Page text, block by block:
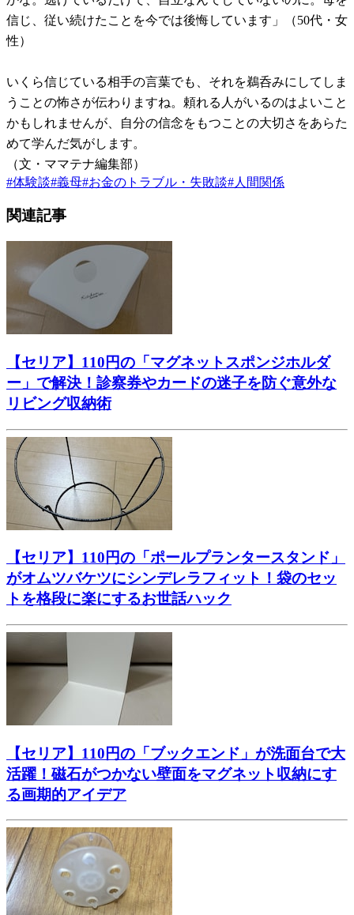
信じ、従い続けたことを今では後悔しています」（50代・女
性）
いくら信じている相手の言葉でも、それを鵜呑みにしてしま
うことの怖さが伝わりますね。頼れる人がいるのはよいこと
かもしれませんが、自分の信念をもつことの大切さをあらた
めて学んだ気がします。
（文・ママテナ編集部）
#体験談#義母#お金のトラブル・失敗談#人間関係
関連記事
【セリア】110円の「マグネットスポンジホルダ
ー」で解決！診察券やカードの迷子を防ぐ意外な
リビング収納術
【セリア】110円の「ポールプランタースタンド」
がオムツバケツにシンデレラフィット！袋のセッ
トを格段に楽にするお世話ハック
【セリア】110円の「ブックエンド」が洗面台で大
活躍！磁石がつかない壁面をマグネット収納にす
る画期的アイデア